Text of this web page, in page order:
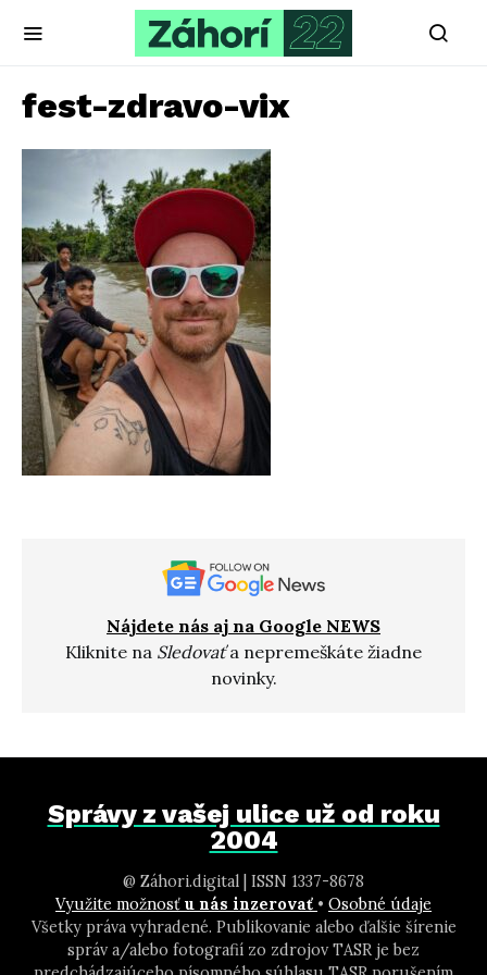
fest-zdravo-vix
Nájdete nás aj na Google NEWS
Kliknite na Sledovaťa nepremeškáte žiadne
novinky.
Správy z vašej ulice už od roku
2004
@ Záhori.digital | ISSN 1337-8678
Využite možnosť u nás inzerovať • Osobné údaje
Všetky práva vyhradené. Publikovanie alebo ďalšie šírenie
správ a/alebo fotografií zo zdrojov TASR je bez